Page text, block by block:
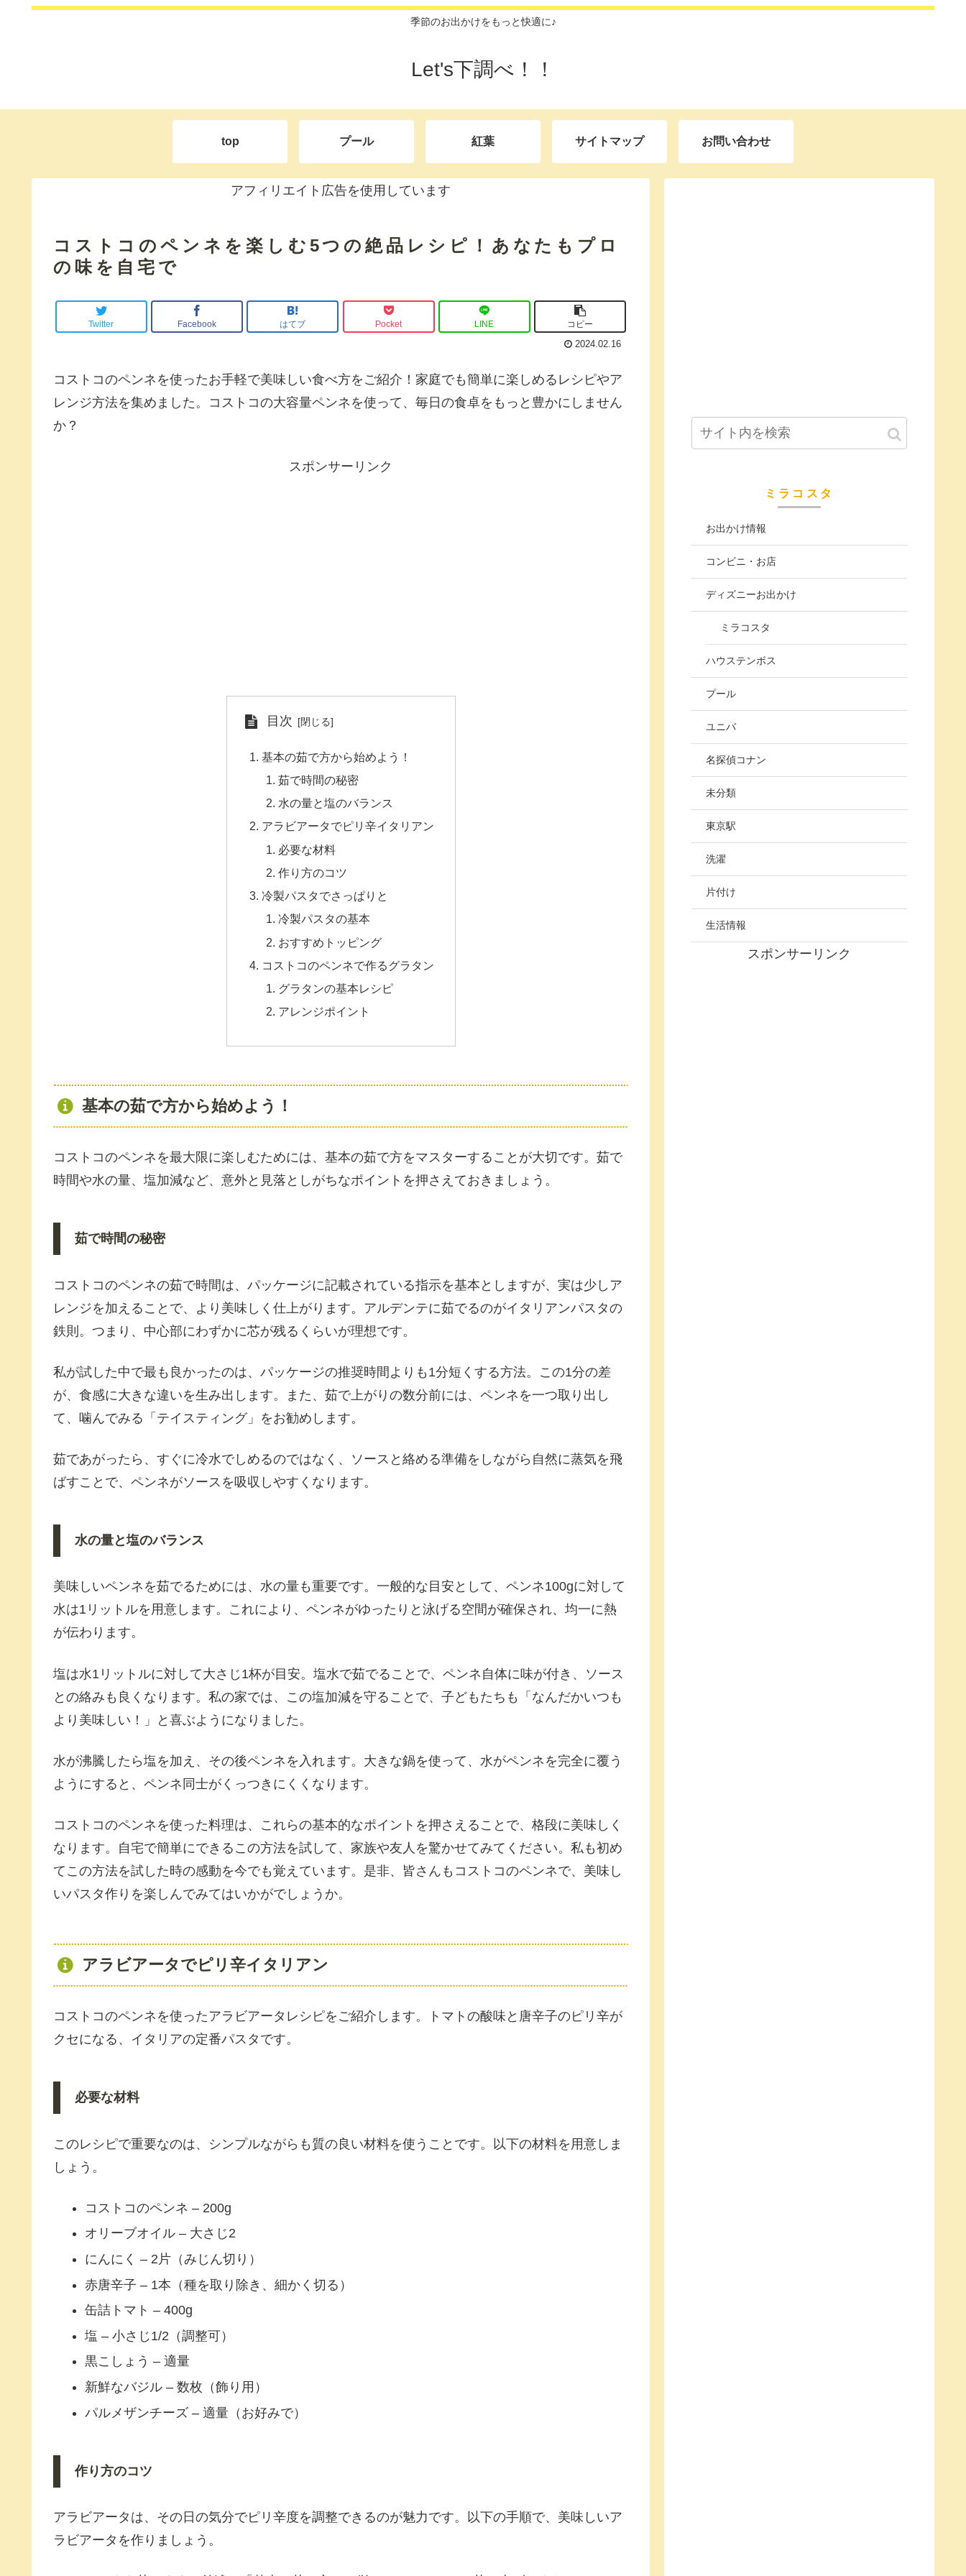
季節のお出かけをもっと快適に♪
Let's下調べ！！
top プール 紅葉 サイトマップ お問い合わせ
アフィリエイト広告を使用しています
コストコのペンネを楽しむ5つの絶品レシピ！あなたもプロ
の味を自宅で
Twitter Facebook はてブ Pocket LINE
コピー
2024.02.16
コストコのペンネを使ったお手軽で美味しい食べ方をご紹介！家庭でも簡単に楽しめるレシピやア
レンジ方法を集めました。コストコの大容量ペンネを使って、毎日の食卓をもっと豊かにしません
か？
スポンサーリンク
目次
基本の茹で方から始めよう！
茹で時間の秘密
水の量と塩のバランス
アラビアータでピリ辛イタリアン
必要な材料
作り方のコツ
冷製パスタでさっぱりと
冷製パスタの基本
おすすめトッピング
コストコのペンネで作るグラタン
グラタンの基本レシピ
アレンジポイント
基本の茹で方から始めよう！
コストコのペンネを最大限に楽しむためには、基本の茹で方をマスターすることが大切です。茹で
時間や水の量、塩加減など、意外と見落としがちなポイントを押さえておきましょう。
茹で時間の秘密
コストコのペンネの茹で時間は、パッケージに記載されている指示を基本としますが、実は少しア
レンジを加えることで、より美味しく仕上がります。アルデンテに茹でるのがイタリアンパスタの
鉄則。つまり、中心部にわずかに芯が残るくらいが理想です。
私が試した中で最も良かったのは、パッケージの推奨時間よりも1分短くする方法。この1分の差
が、食感に大きな違いを生み出します。また、茹で上がりの数分前には、ペンネを一つ取り出し
て、噛んでみる「テイスティング」をお勧めします。
茹であがったら、すぐに冷水でしめるのではなく、ソースと絡める準備をしながら自然に蒸気を飛
ばすことで、ペンネがソースを吸収しやすくなります。
水の量と塩のバランス
美味しいペンネを茹でるためには、水の量も重要です。一般的な目安として、ペンネ100gに対して
水は1リットルを用意します。これにより、ペンネがゆったりと泳げる空間が確保され、均一に熱
が伝わります。
塩は水1リットルに対して大さじ1杯が目安。塩水で茹でることで、ペンネ自体に味が付き、ソース
との絡みも良くなります。私の家では、この塩加減を守ることで、子どもたちも「なんだかいつも
より美味しい！」と喜ぶようになりました。
水が沸騰したら塩を加え、その後ペンネを入れます。大きな鍋を使って、水がペンネを完全に覆う
ようにすると、ペンネ同士がくっつきにくくなります。
コストコのペンネを使った料理は、これらの基本的なポイントを押さえることで、格段に美味しく
なります。自宅で簡単にできるこの方法を試して、家族や友人を驚かせてみてください。私も初め
てこの方法を試した時の感動を今でも覚えています。是非、皆さんもコストコのペンネで、美味し
いパスタ作りを楽しんでみてはいかがでしょうか。
アラビアータでピリ辛イタリアン
コストコのペンネを使ったアラビアータレシピをご紹介します。トマトの酸味と唐辛子のピリ辛が
クセになる、イタリアの定番パスタです。
必要な材料
このレシピで重要なのは、シンプルながらも質の良い材料を使うことです。以下の材料を用意しま
しょう。
コストコのペンネ – 200g
オリーブオイル – 大さじ2
にんにく – 2片（みじん切り）
赤唐辛子 – 1本（種を取り除き、細かく切る）
缶詰トマト – 400g
塩 – 小さじ1/2（調整可）
黒こしょう – 適量
新鮮なバジル – 数枚（飾り用）
パルメザンチーズ – 適量（お好みで）
作り方のコツ
アラビアータは、その日の気分でピリ辛度を調整できるのが魅力です。以下の手順で、美味しいア
ラビアータを作りましょう。
ミラコスタ
お出かけ情報
コンビニ・お店
ディズニーお出かけ
ミラコスタ
ハウステンボス
プール
ユニバ
名探偵コナン
未分類
東京駅
洗濯
片付け
生活情報
スポンサーリンク